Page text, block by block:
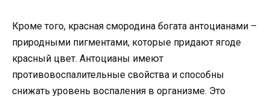
Кроме того, красная смородина богата антоцианами –
природными пигментами, которые придают ягоде
красный цвет. Антоцианы имеют
противовоспалительные свойства и способны
снижать уровень воспаления в организме. Это